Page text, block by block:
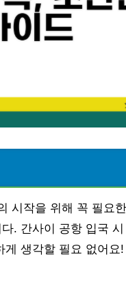
시작을 위해 꼭 필요
. 간사이 공항 입국
게 생각할 필요 없어요!